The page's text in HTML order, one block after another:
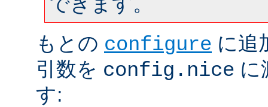
もとの configure に追
引数を config.nice に
す: